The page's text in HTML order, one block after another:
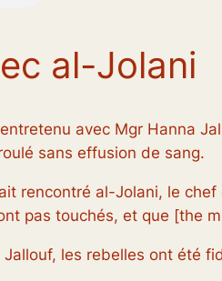
al-Jolani
avec Mgr Hanna
sans effusion de sang.
rencontré al-Jolani, le
pas touchés, et que [the
Jallouf, les rebelles ont été